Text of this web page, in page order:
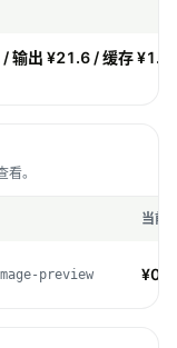
输出 ¥21.6 / 缓存
。
当前
preview ¥0.1